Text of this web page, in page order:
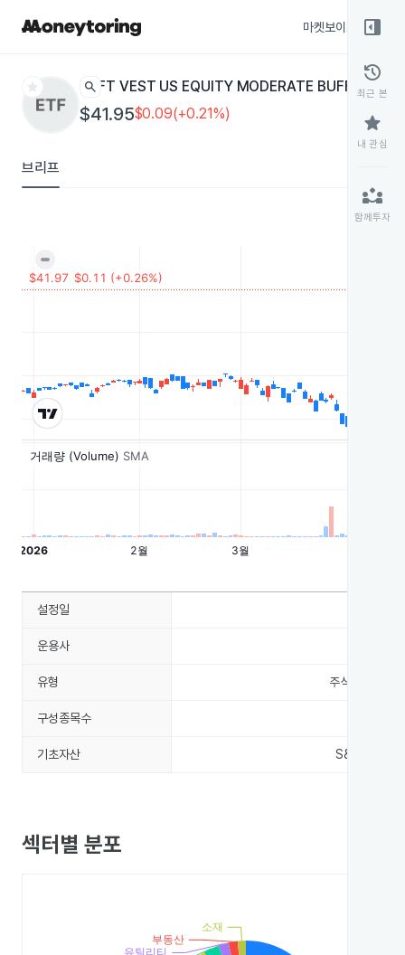
마켓보이스
star search FT VEST US EQUITY MODERATE BUFFER -
$41.95$0.09(+0.21%)
브리프
right_panel_open
history
최근 본
star
내 관심
partner_exchange
함께투자